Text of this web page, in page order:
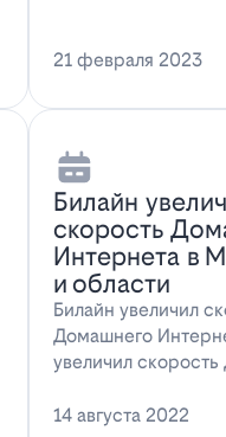
21 февраля 2023
Билайн
скорость
Интернета в
и области
Билайн увеличил
Домашнего
увеличил
14 августа 2022